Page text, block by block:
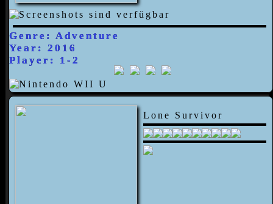
Genre: Adventure
Year: 2016
Player: 1-2
Lone Survivor